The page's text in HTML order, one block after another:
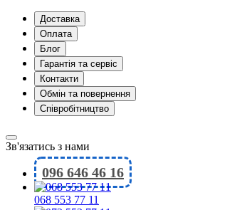
Доставка
Оплата
Блог
Гарантія та сервіс
Контакти
Обмін та повернення
Співробітництво
Зв'язатись з нами
096 646 46 16
068 553 77 11